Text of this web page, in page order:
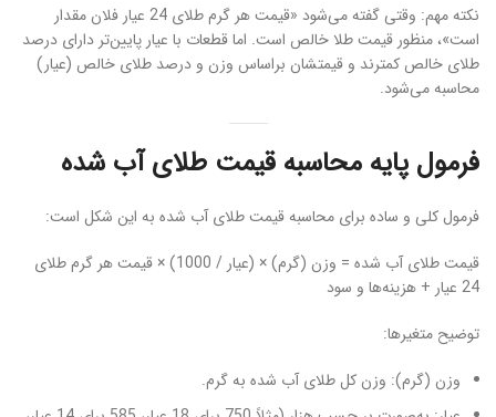
نکته مهم: وقتی گفته می‌شود «قیمت هر گرم طلای 24 عیار فلان مقدار
است»، منظور قیمت طلا خالص است. اما قطعات با عیار پایین‌تر دارای درصد
طلای خالص کمترند و قیمتشان براساس وزن و درصد طلای خالص (عیار)
محاسبه می‌شود.
فرمول پایه محاسبه قیمت طلای آب شده
فرمول کلی و ساده برای محاسبه قیمت طلای آب شده به این شکل است:
قیمت طلای آب شده = وزن (گرم) × (عیار / 1000) × قیمت هر گرم طلای
24 عیار + هزینه‌ها و سود
توضیح متغیرها:
وزن (گرم): وزن کل طلای آب شده به گرم.